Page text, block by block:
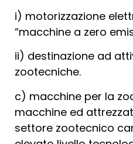
i) motorizzazione
“macchine a zero
ii) destinazione ad
zootecniche.
c) macchine per la
macchine ed
settore zootecnico